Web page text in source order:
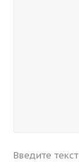
Введите